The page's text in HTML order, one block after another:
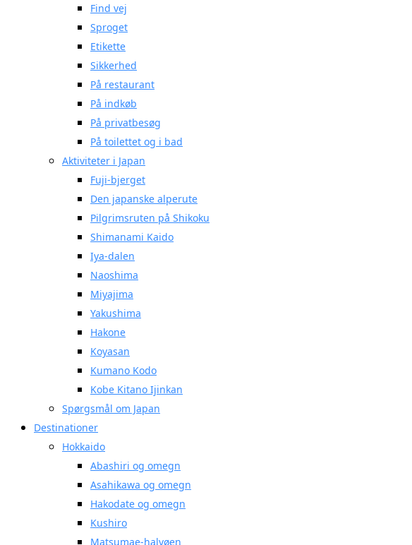
Find vej
Sproget
Etikette
Sikkerhed
På restaurant
På indkøb
På privatbesøg
På toilettet og i bad
Aktiviteter i Japan
Fuji-bjerget
Den japanske alperute
Pilgrimsruten på Shikoku
Shimanami Kaido
Iya-dalen
Naoshima
Miyajima
Yakushima
Hakone
Koyasan
Kumano Kodo
Kobe Kitano Ijinkan
Spørgsmål om Japan
Destinationer
Hokkaido
Abashiri og omegn
Asahikawa og omegn
Hakodate og omegn
Kushiro
Matsumae-halvøen